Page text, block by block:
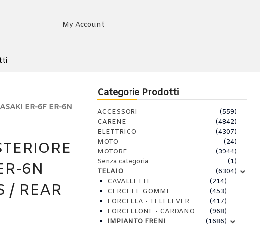
My Account
ER-6F ER-6N
6N
/ REAR
Categorie Prodotti
ACCESSORI
(559)
CARENE
(4842)
ELETTRICO
(4307)
MOTO
(24)
MOTORE
(3944)
Senza categoria
(1)
TELAIO
(6304)
CAVALLETTI
(214)
CERCHI E GOMME
(453)
FORCELLA - TELELEVER
(417)
FORCELLONE - CARDANO
(968)
IMPIANTO FRENI
(1686)